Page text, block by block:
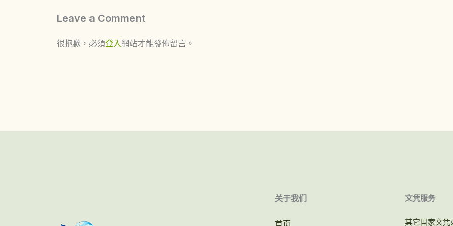
Leave a Comment
很抱歉，必須登入網站才能發佈留言。
关于我们 文凭服务
其它国家文凭